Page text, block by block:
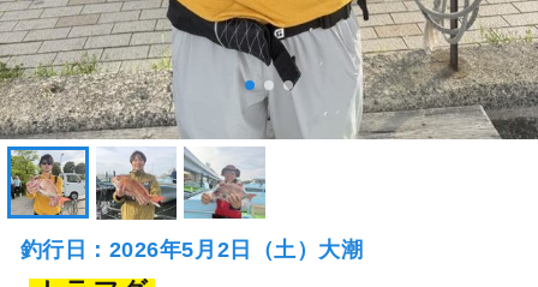
釣行日：2026年5月2日（土）大潮